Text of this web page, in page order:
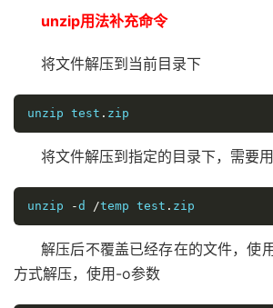
unzip用法补充命令
将文件解压到当前目录下
unzip test . zip
将文件解压到指定的目录下，需要
unzip -d /temp test . zip
解压后不覆盖已经存在的文件，使
方式解压，使用-o参数